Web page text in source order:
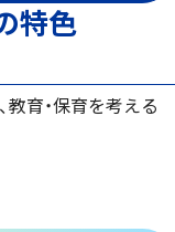
特色
育・保育を考える